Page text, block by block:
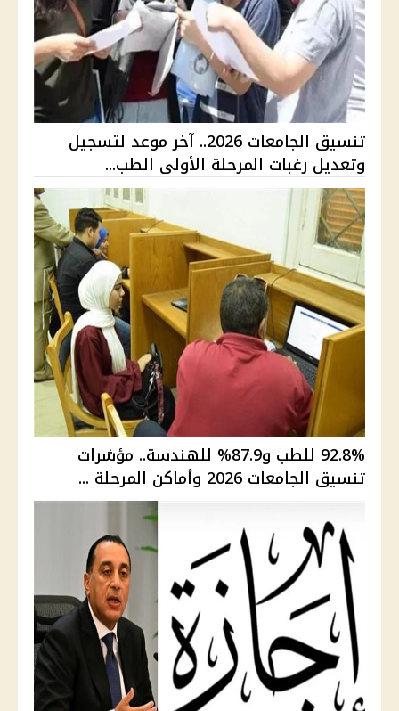
تنسيق الجامعات 2026.. آخر موعد لتسجيل
وتعديل رغبات المرحلة الأولى الطب...
92.8% للطب و87.9% للهندسة.. مؤشرات
تنسيق الجامعات 2026 وأماكن المرحلة ...